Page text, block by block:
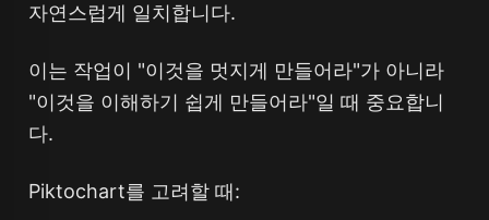
자연스럽게 일치합니다.
이는 작업이 "이것을 멋지게 만들어라"가 아니라
"이것을 이해하기 쉽게 만들어라"일 때 중요합니
다.
Piktochart를 고려할 때: